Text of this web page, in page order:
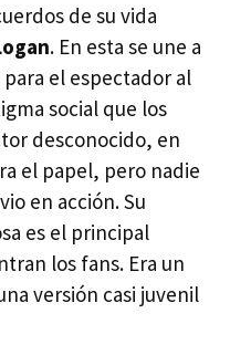
de su vida
. En esta se une a
el espectador al
social que los
desconocido, en
el papel, pero nadie
en acción. Su
es el principal
los fans. Era un
versión casi juvenil